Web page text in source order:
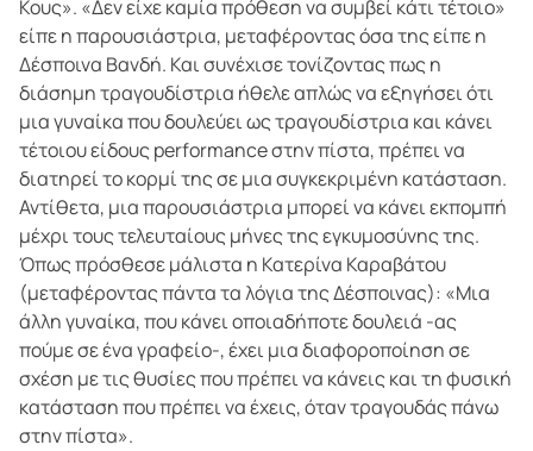
Κους». «Δεν είχε καμία πρόθεση να συμβεί κάτι τέτοιο»
είπε η παρουσιάστρια, μεταφέροντας όσα της είπε η
Δέσποινα Βανδή. Και συνέχισε τονίζοντας πως η
διάσημη τραγουδίστρια ήθελε απλώς να εξηγήσει ότι
μια γυναίκα που δουλεύει ως τραγουδίστρια και κάνει
τέτοιου είδους performance στην πίστα, πρέπει να
διατηρεί το κορμί της σε μια συγκεκριμένη κατάσταση.
Αντίθετα, μια παρουσιάστρια μπορεί να κάνει εκπομπή
μέχρι τους τελευταίους μήνες της εγκυμοσύνης της.
Όπως πρόσθεσε μάλιστα η Κατερίνα Καραβάτου
(μεταφέροντας πάντα τα λόγια της Δέσποινας): «Μια
άλλη γυναίκα, που κάνει οποιαδήποτε δουλειά -ας
πούμε σε ένα γραφείο-, έχει μια διαφοροποίηση σε
σχέση με τις θυσίες που πρέπει να κάνεις και τη φυσική
κατάσταση που πρέπει να έχεις, όταν τραγουδάς πάνω
στην πίστα».